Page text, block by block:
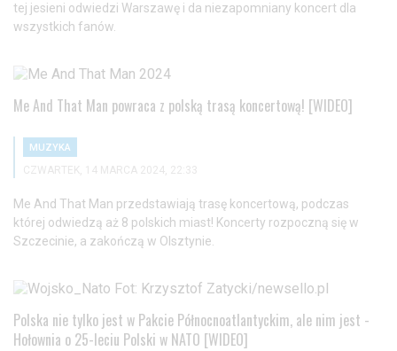
tej jesieni odwiedzi Warszawę i da niezapomniany koncert dla
wszystkich fanów.
Me And That Man powraca z polską trasą koncertową! [WIDEO]
MUZYKA
CZWARTEK, 14 MARCA 2024, 22:33
Me And That Man przedstawiają trasę koncertową, podczas
której odwiedzą aż 8 polskich miast! Koncerty rozpoczną się w
Szczecinie, a zakończą w Olsztynie.
Polska nie tylko jest w Pakcie Północnoatlantyckim, ale nim jest -
Hołownia o 25-leciu Polski w NATO [WIDEO]